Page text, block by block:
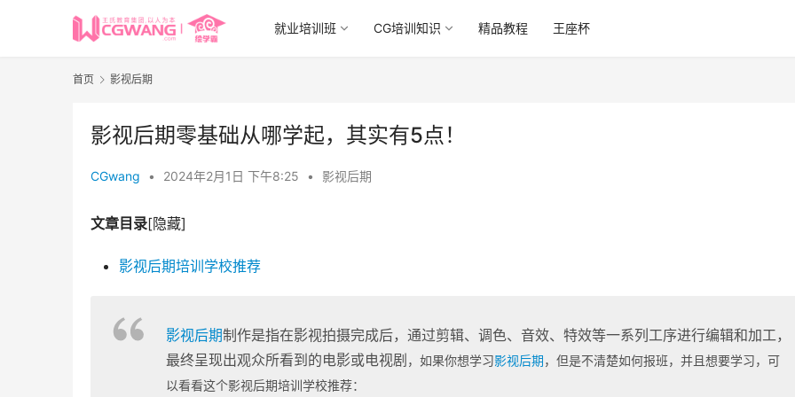
就业培训班 CG培训知识 精品教程 王座杯
首页 影视后期
影视后期零基础从哪学起，其实有5点！
CGwang • 2024年2月1日 下午8:25 • 影视后期
文章目录[隐藏]
影视后期培训学校推荐
影视后期制作是指在影视拍摄完成后，通过剪辑、调色、音效、特效等一系列工序进行编辑和加工，
最终呈现出观众所看到的电影或电视剧 ， 如果你想学习影视后期，但是不清楚如何报班， 并且想要学习，可
以看看这个影视后期培训学校推荐：